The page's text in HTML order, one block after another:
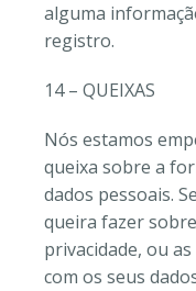
alguma
registro.
14 – QUEIXAS
Nós estamos
queixa sobre a
dados pessoais.
queira fazer
privacidade, ou
com os seus